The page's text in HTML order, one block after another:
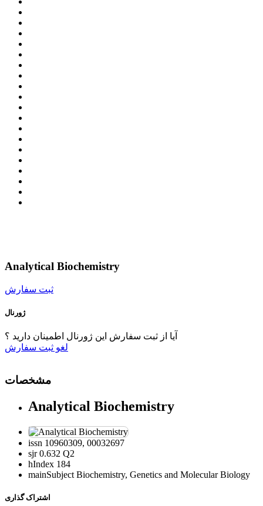
Analytical Biochemistry
ثبت سفارش
ژورنال
آیا از ثبت سفارش این ژورنال اطمینان دارید ؟
لغو ثبت سفارش
مشخصات
Analytical Biochemistry
issn 10960309, 00032697
sjr0.632 Q2
hIndex 184
mainSubject Biochemistry, Genetics and Molecular Biology
اشتراک گذاری